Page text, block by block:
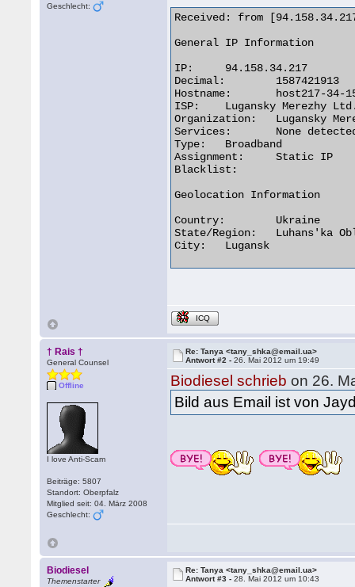
Geschlecht:
Received: from
General IP Information
IP:	94.158.34.217
Decimal:	1587421913
Hostname:	host217-34-158-94.lds.net.ua
ISP:	Lugansky Merezhy Ltd.
Organization:	Lugansky Merezhy Ltd.
Services:	None detected
Type:	Broadband
Assignment:	Static IP
Blacklist:
Geolocation Information
Country:	Ukraine
State/Region:	Luhans'ka Oblast'
City:	Lugansk
ICQ
† Rais †
General Counsel
Offline
I love Anti-Scam
Beiträge: 5807
Standort: Oberpfalz
Mitglied seit: 04. März 2008
Geschlecht:
Re: Tanya <tany_shka@email.ua>
Antwort #2 -26. Mai 2012 um 19:49
Biodiesel schrieb on 26.
Bild aus Email ist von
Biodiesel
Themenstarter
Re: Tanya <tany_shka@email.ua>
Antwort #3 -28. Mai 2012 um 10:43